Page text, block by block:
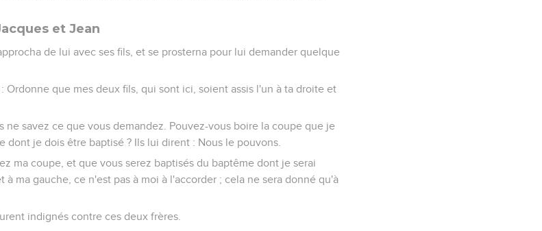
et Jean
de lui avec ses fils, et se prosterna pour lui demander quelque
Ordonne que mes deux fils, qui sont ici, soient assis l'un à ta droite et
ne savez ce que vous demandez. Pouvez-vous boire la coupe que je
dont je dois être baptisé ? Ils lui dirent : Nous le pouvons.
ma coupe, et que vous serez baptisés du baptême dont je serai
à ma gauche, ce n'est pas à moi à l'accorder ; cela ne sera donné qu'à
indignés contre ces deux frères.